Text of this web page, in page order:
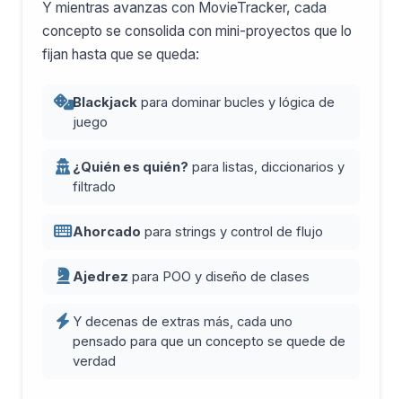
Y mientras avanzas con MovieTracker, cada
concepto se consolida con mini-proyectos que lo
fijan hasta que se queda:
Blackjack para dominar bucles y lógica de
juego
¿Quién es quién? para listas, diccionarios y
filtrado
Ahorcado para strings y control de flujo
Ajedrez para POO y diseño de clases
Y decenas de extras más, cada uno
pensado para que un concepto se quede de
verdad